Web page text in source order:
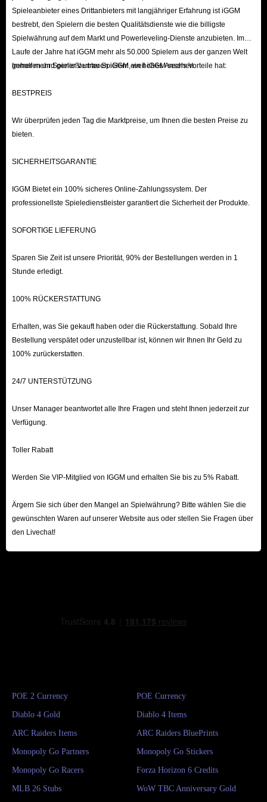
Feiertagsangebote: IGGM.com bietet regelmäßig Aktionen zu wichtigen
Feiertagen wie Neujahr, Weihnachten und Halloween an, um unseren
treuen Kunden etwas zurückzugeben. Während dieser Zeit erhalten Sie
Rabattcodes, mit denen Sie zusätzliche Rabatte auf Schedule-1-
VIP-Exklusivrabatt: Wenn Sie uns vertrauen, werden Sie IGGM-
IGGM.com bietet fünf verschiedene VIP-Stufen, die sich proportional
5 % VIP-Mitgliederrabatt und erhalten Sie mehr Geldautomaten für
Partnerprogramm: Verdienen Sie hier mit Ihren persönlichen Talenten
Geld. Werden Sie Mitglied im IGGM.com-Partnerprogramm und
verdienen Sie Provisionen durch die Bewerbung unserer Website und
den gleichen Betrag an Schedule-1-Geldautomaten eintauschen und so
Ihr Geschäft ausbauen!
von Möglichkeiten, bei IGGM.com an das günstigste Schedule 1-
Geldautomatengeld zu kommen. Dies ist für Sie ohne Zweifel der beste
Ort, um an Geldautomatengeld zu kommen!
Spieleanbieter eines Drittanbieters mit langjähriger Erfahrung ist iGGM
bestrebt, den Spielern die besten Qualitätsdienste wie die billigste
Spielwährung auf dem Markt und Powerleveling-Dienste anzubieten. Im
Laufe der Jahre hat iGGM mehr als 50.000 Spielern aus der ganzen Welt
geholfen und genießt unter Spielern ein hohes Ansehen.
Immer mehr Spieler vertrauen iGGM, weil iGGM sechs Vorteile hat:
BESTPREIS
Wir überprüfen jeden Tag die Marktpreise, um Ihnen die besten Preise zu
bieten.
SICHERHEITSGARANTIE
IGGM Bietet ein 100% sicheres Online-Zahlungssystem. Der
professionellste Spieledienstleister garantiert die Sicherheit der Produkte.
SOFORTIGE LIEFERUNG
Sparen Sie Zeit ist unsere Priorität, 90% der Bestellungen werden in 1
Stunde erledigt.
100% RÜCKERSTATTUNG
Erhalten, was Sie gekauft haben oder die Rückerstattung. Sobald Ihre
Bestellung verspätet oder unzustellbar ist, können wir Ihnen Ihr Geld zu
100% zurückerstatten.
24/7 UNTERSTÜTZUNG
Unser Manager beantwortet alle Ihre Fragen und steht Ihnen jederzeit zur
Verfügung.
Toller Rabatt
Werden Sie VIP-Mitglied von IGGM und erhalten Sie bis zu 5% Rabatt.
Ärgern Sie sich über den Mangel an Spielwährung? Bitte wählen Sie die
gewünschten Waren auf unserer Website aus oder stellen Sie Fragen über
den Livechat!
POE 2 Currency POE Currency
Diablo 4 Gold Diablo 4 Items
ARC Raiders Items ARC Raiders BluePrints
Monopoly Go Partners Monopoly Go Stickers
Monopoly Go Racers Forza Horizon 6 Credits
MLB 26 Stubs WoW TBC Anniversary Gold